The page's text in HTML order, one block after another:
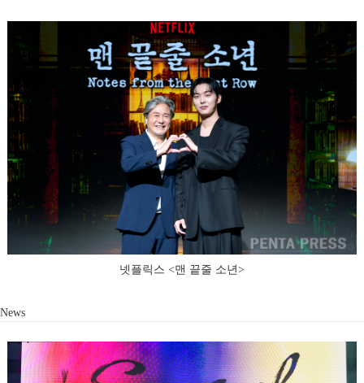
넷플릭스 <맨 끝줄 소년>
News